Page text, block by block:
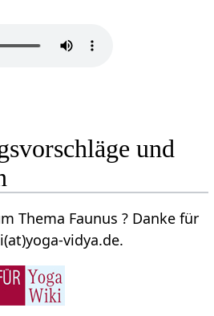
und
Thema Faunus ? Danke für
vidya.de.